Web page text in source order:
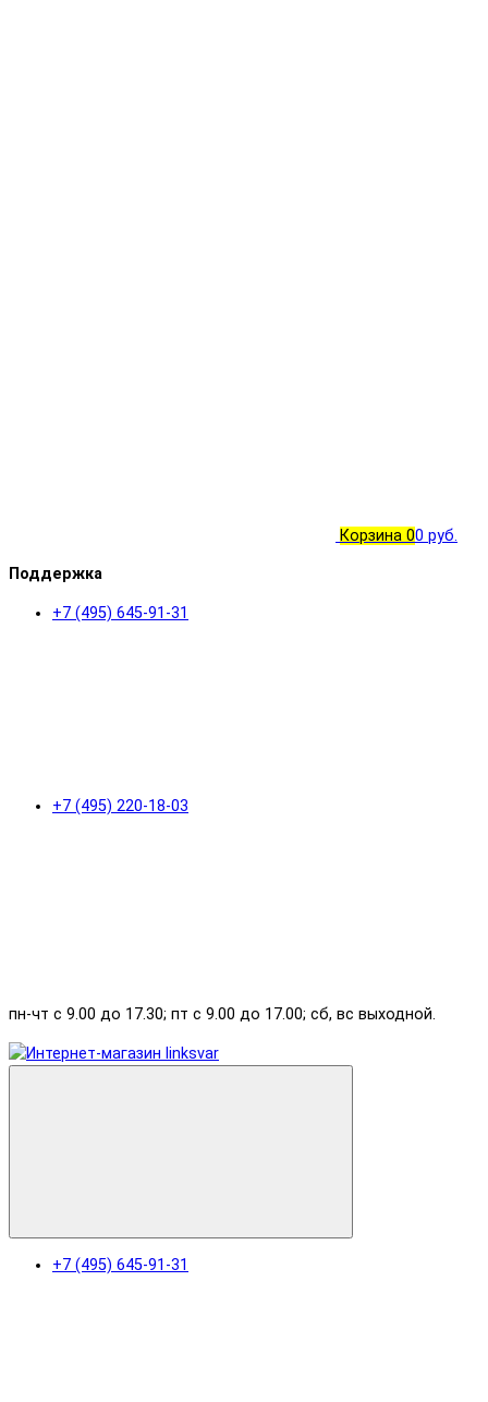
Корзина 00 руб.
Поддержка
+7 (495) 645-91-31
+7 (495) 220-18-03
пн-чт с 9.00 до 17.30; пт с 9.00 до 17.00; сб, вс выходной.
+7 (495) 645-91-31